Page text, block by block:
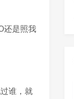
还是照我
谁，就